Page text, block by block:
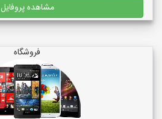
مشاهده پروفایل
فروشگاه